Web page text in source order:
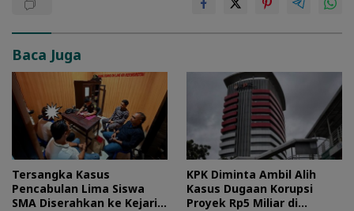
Baca Juga
Tersangka Kasus
Pencabulan Lima Siswa
SMA Diserahkan ke Kejari
KPK Diminta Ambil Alih
Kasus Dugaan Korupsi
Proyek Rp5 Miliar di